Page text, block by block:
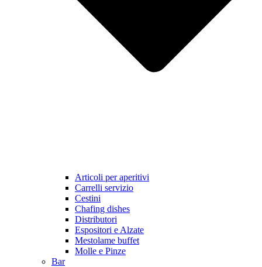
Articoli per aperitivi
Carrelli servizio
Cestini
Chafing dishes
Distributori
Espositori e Alzate
Mestolame buffet
Molle e Pinze
Bar